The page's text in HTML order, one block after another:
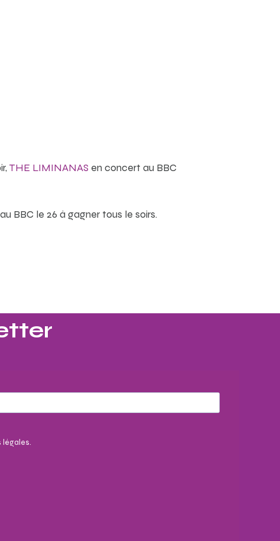
THE LIMINANAS en concert au BBC
au BBC le 26 à gagner tous le soirs.